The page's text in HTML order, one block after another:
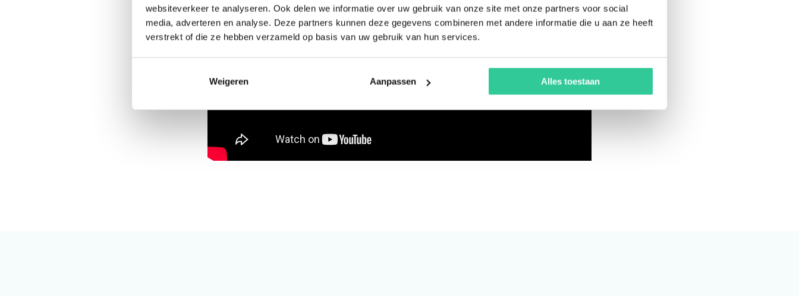
websiteverkeer te analyseren. Ook delen we informatie over uw gebruik van onze site met onze partners voor social
media, adverteren en analyse. Deze partners kunnen deze gegevens combineren met andere informatie die u aan ze heeft
verstrekt of die ze hebben verzameld op basis van uw gebruik van hun services.
Weigeren Aanpassen Alles toestaan